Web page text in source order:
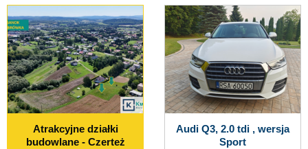
Atrakcyjne działki
budowlane - Czerteż
Audi Q3, 2.0 tdi , wersja
Sport